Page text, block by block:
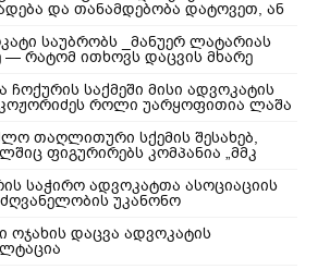
და თანამდებობა დატოვეთ, ან
საჯარო რეესტრის თანამშრომლებს
საუბრობს _მანუერ ლატარიას
— რატომ ითხოვს დაცვის მხარე
ცნობილ 10-წლიანი
გადახედვას
საქმეში მისი ადვოკატის
როლი უარყოფითია ლაშა
თაღლითური სქემის შესახებ,
ფიგურირებს კომპანია „მმკ
საჭირო ადვოკატთა ასოციაციის
უკანონო
ძალადობების
?
ოჯახის დაცვა ადვოკატის